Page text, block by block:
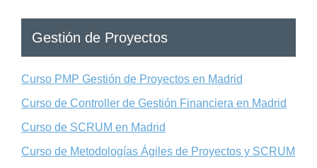
Gestión de Proyectos
Curso PMP Gestión de Proyectos en Madrid
Curso de Controller de Gestión Financiera en Madrid
Curso de SCRUM en Madrid
Curso de Metodologías Ágiles de Proyectos y SCRUM